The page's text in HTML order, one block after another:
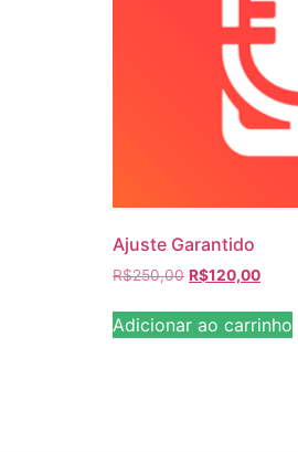
Ajuste Garantido
R$250,00 R$120,00
Adicionar ao carrinho